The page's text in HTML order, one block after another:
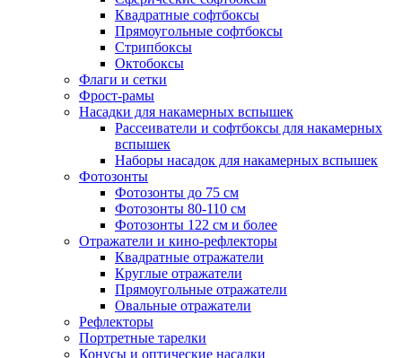
Квадратные софтбоксы
Прямоугольные софтбоксы
Стрипбоксы
Октобоксы
Флаги и сетки
Фрост-рамы
Насадки для накамерных вспышек
Рассеиватели и софтбоксы для накамерных
вспышек
Наборы насадок для накамерных вспышек
Фотозонты
Фотозонты до 75 см
Фотозонты 80-110 см
Фотозонты 122 см и более
Отражатели и кино-рефлекторы
Квадратные отражатели
Круглые отражатели
Прямоугольные отражатели
Овальные отражатели
Рефлекторы
Портретные тарелки
Конусы и оптические насадки